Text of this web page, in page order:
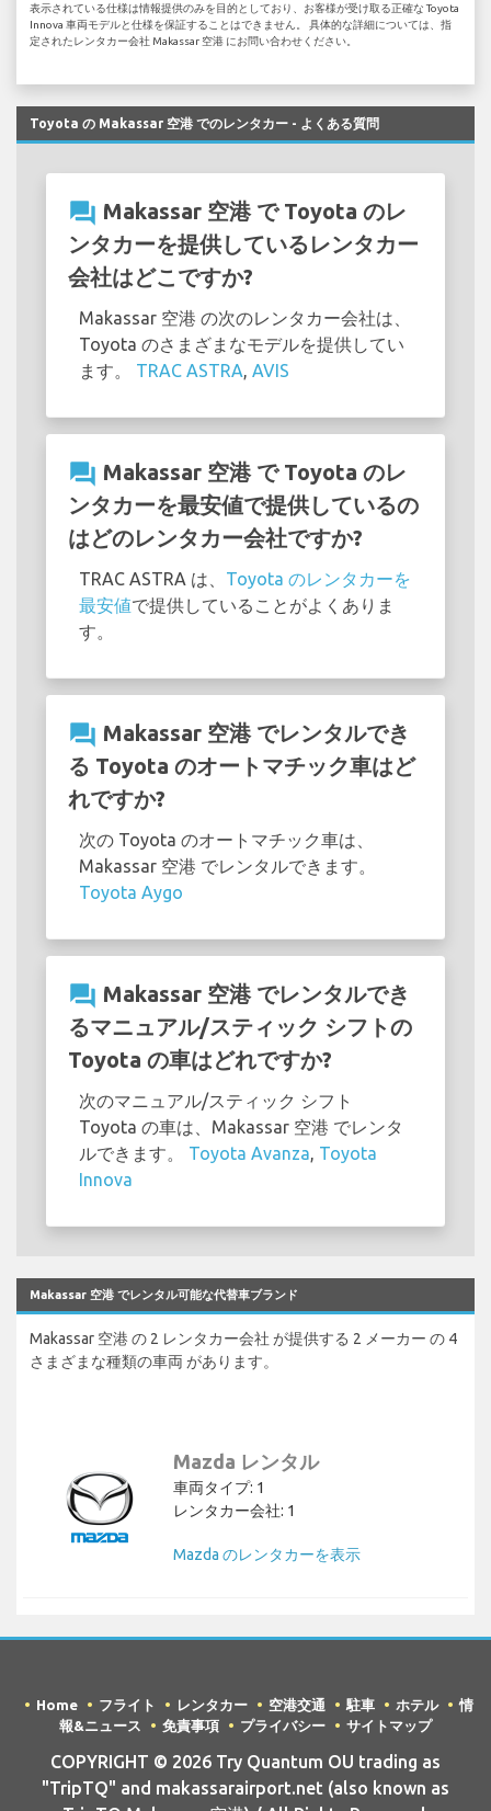
表示されている仕様は情報提供のみを目的としており、お客様が受け取る正確な Toyota
Innova 車両モデルと仕様を保証することはできません。 具体的な詳細については、指
定されたレンタカー会社 Makassar 空港 にお問い合わせください。
Toyota の Makassar 空港 でのレンタカー - よくある質問
question_answer Makassar 空港 で Toyota のレ
ンタカーを提供しているレンタカー
会社はどこですか?
Makassar 空港 の次のレンタカー会社は、
Toyota のさまざまなモデルを提供してい
ます。 TRAC ASTRA, AVIS
question_answer Makassar 空港 で Toyota のレ
ンタカーを最安値で提供しているの
はどのレンタカー会社ですか?
TRAC ASTRA は、 Toyota のレンタカーを
最安値で提供していることがよくありま
す。
question_answer Makassar 空港 でレンタルでき
る Toyota のオートマチック車はど
れですか?
次の Toyota のオートマチック車は、
Makassar 空港 でレンタルできます。
Toyota Aygo
question_answer Makassar 空港 でレンタルでき
るマニュアル/スティック シフトの
Toyota の車はどれですか?
次のマニュアル/スティック シフト
Toyota の車は、Makassar 空港 でレンタ
ルできます。 Toyota Avanza, Toyota
Innova
Makassar 空港 でレンタル可能な代替車ブランド
Makassar 空港 の 2 レンタカー会社 が提供する 2 メーカー の 4
さまざまな種類の車両 があります。
Mazda レンタル
車両タイプ: 1
レンタカー会社: 1
Mazda のレンタカーを表示
Home フライト レンタカー 空港交通 駐車 ホテル
情
報&ニュース
免責事項 プライバシー サイトマップ
COPYRIGHT © 2026 Try Quantum OU trading as
"TripTQ" and makassarairport.net (also known as